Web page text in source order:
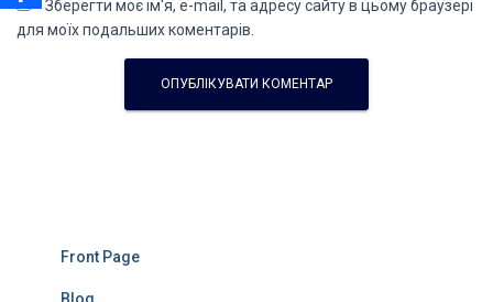
Зберегти моє ім'я, e-mail, та адресу сайту в цьому браузері
для моїх подальших коментарів.
Front Page
Blog